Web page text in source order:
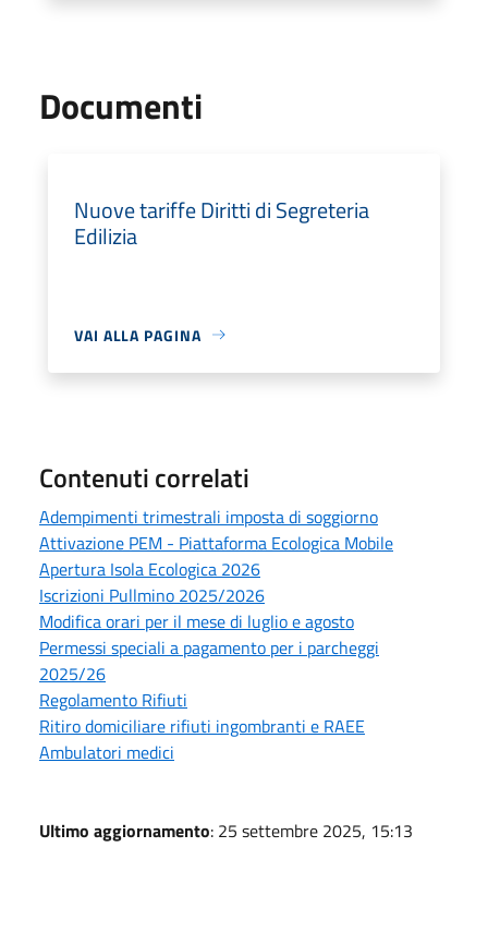
Documenti
Nuove tariffe Diritti di Segreteria
Edilizia
VAI ALLA PAGINA
Contenuti correlati
Adempimenti trimestrali imposta di soggiorno
Attivazione PEM - Piattaforma Ecologica Mobile
Apertura Isola Ecologica 2026
Iscrizioni Pullmino 2025/2026
Modifica orari per il mese di luglio e agosto
Permessi speciali a pagamento per i parcheggi
2025/26
Regolamento Rifiuti
Ritiro domiciliare rifiuti ingombranti e RAEE
Ambulatori medici
Ultimo aggiornamento: 25 settembre 2025, 15:13